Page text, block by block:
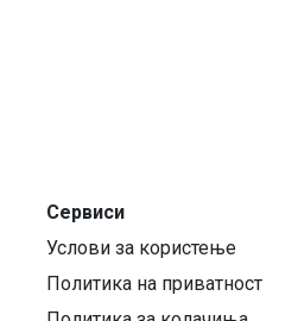
Сервиси
Услови за користење
Политика на приватност